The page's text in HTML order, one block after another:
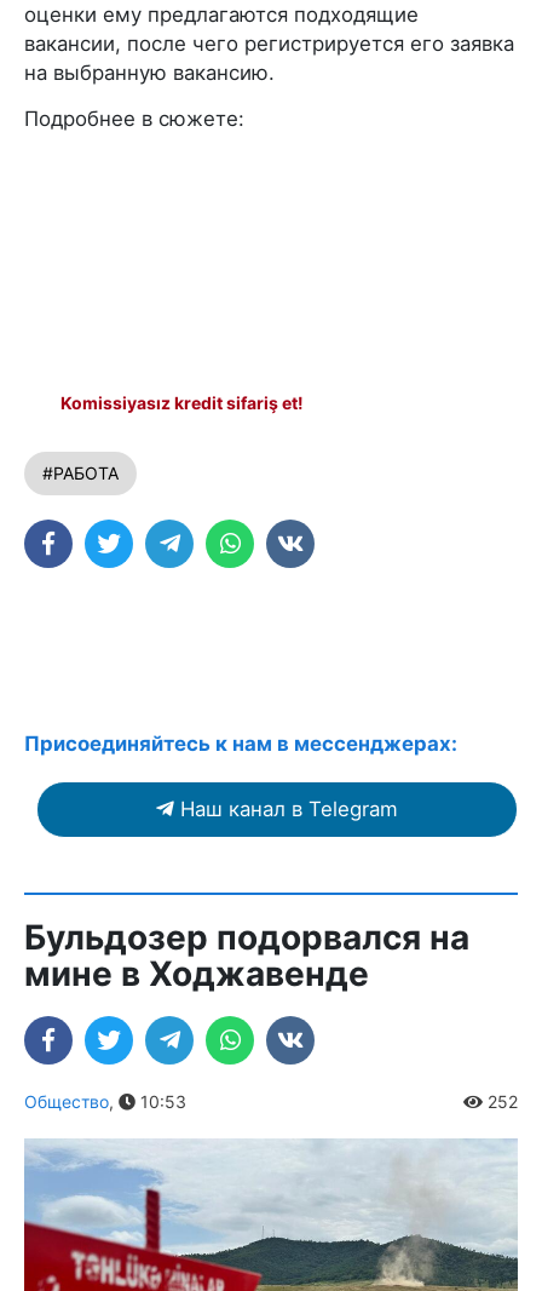
оценки ему предлагаются подходящие
вакансии, после чего регистрируется его заявка
на выбранную вакансию.
Подробнее в сюжете:
Komissiyasız kredit sifariş et!
#РАБОТА
Присоединяйтесь к нам в мессенджерах:
Наш канал в Telegram
Бульдозер подорвался на
мине в Ходжавенде
Общество, 10:53 252